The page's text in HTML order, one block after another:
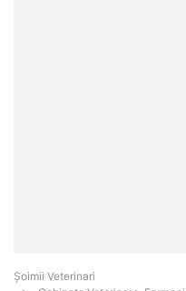
Șoimii Veterinari